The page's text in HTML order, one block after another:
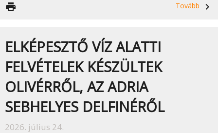
Tovább
navigate_next
print
ELKÉPESZTŐ VÍZ ALATTI
FELVÉTELEK KÉSZÜLTEK
OLIVÉRRŐL, AZ ADRIA
SEBHELYES DELFINÉRŐL
2026. július 24.